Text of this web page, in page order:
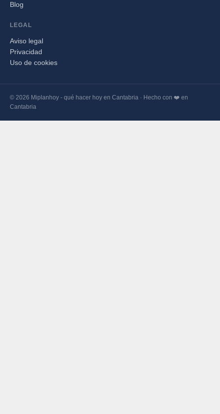
Blog
LEGAL
Aviso legal
Privacidad
Uso de cookies
© 2026 Miplanhoy - qué hacer hoy en Cantabria · Hecho con ❤️ en
Cantabria